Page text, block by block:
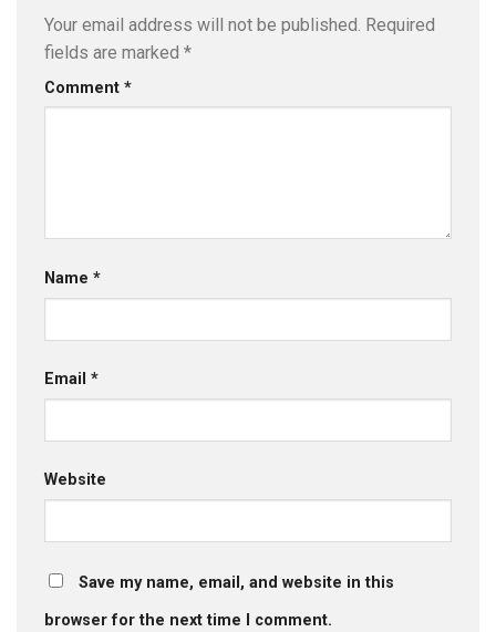
Your email address will not be published. Required
fields are marked *
Comment *
Name *
Email *
Website
Save my name, email, and website in this
browser for the next time I comment.